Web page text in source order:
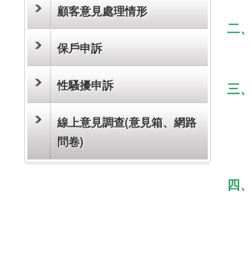
顧客意見處理情形
保戶申訴
性騷擾申訴
線上意見調查(意見箱、網路
問卷)
二、
三、
四、